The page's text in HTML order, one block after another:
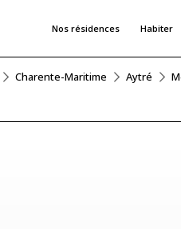
Nos résidences Habiter
Charente-Maritime Aytré